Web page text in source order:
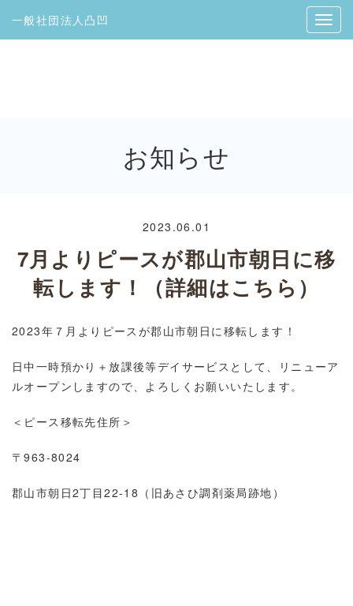
一般社団法人凸凹
お知らせ
2023.06.01
7月よりピースが郡山市朝日に移
転します！（詳細はこちら）
2023年７月よりピースが郡山市朝日に移転します！
日中一時預かり＋放課後等デイサービスとして、リニューア
ルオープンしますので、よろしくお願いいたします。
＜ピース移転先住所＞
〒963-8024
郡山市朝日2丁目22-18（旧あさひ調剤薬局跡地）